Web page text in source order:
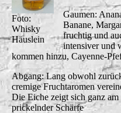
Foto:
Whisky
Häuslein
Gaumen:
Banane,
fruchtig und
intensiver und
kommen hinzu, Cayenne-
Abgang: Lang obwohl
cremige Fruchtaromen
Die Eiche zeigt sich ganz
prickelnder Schärfe